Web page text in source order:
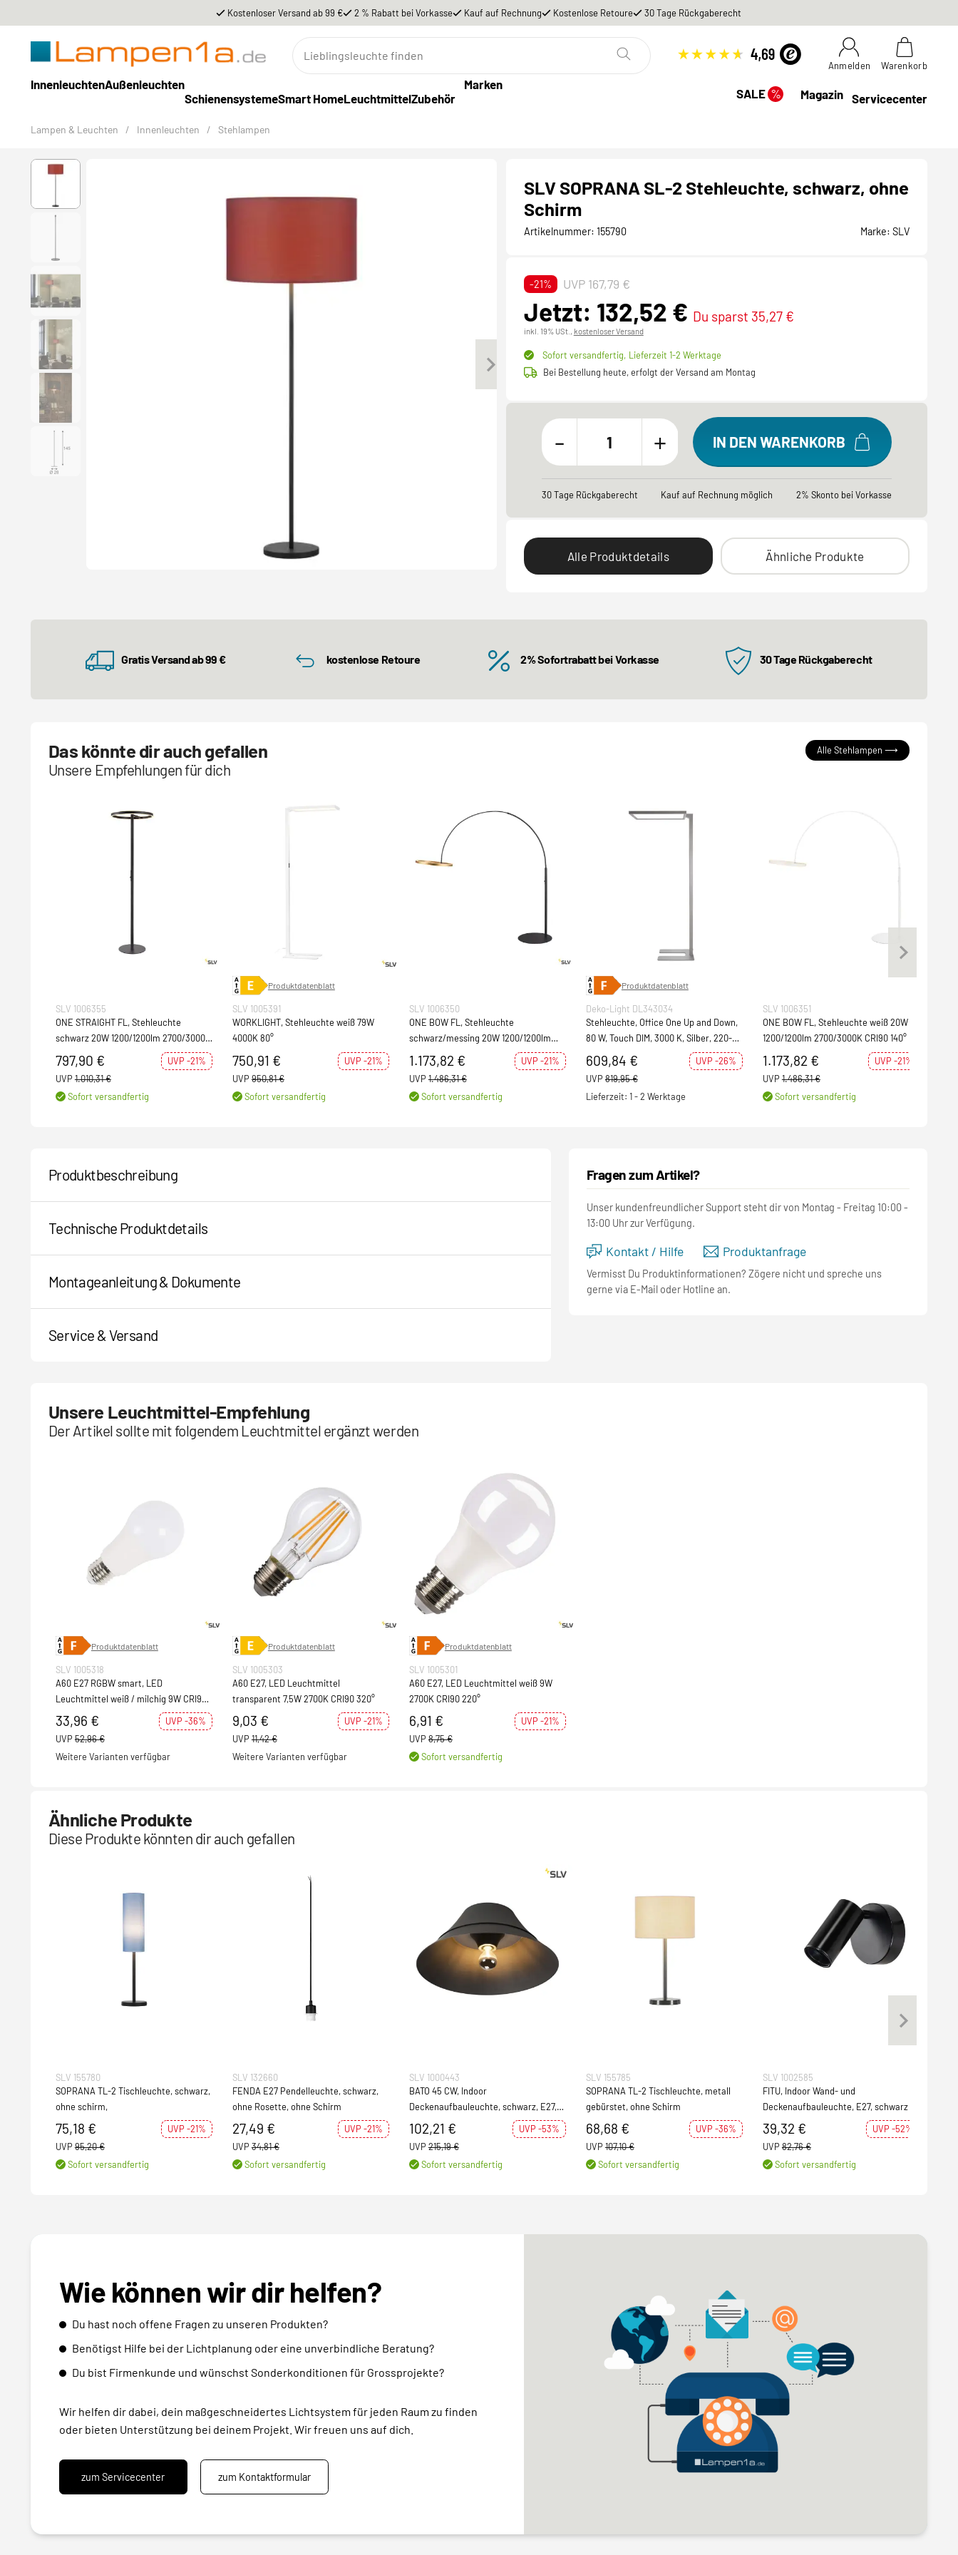
Kostenloser Versand ab 99 € 2 % Rabatt bei Vorkasse Kauf auf Rechnung Kostenlose Retoure 30 Tage Rückgaberecht
Anmelden Warenkorb
InnenleuchtenAußenleuchten
SchienensystemeSmart HomeLeuchtmittelZubehör
Marken
SALE% Magazin Servicecenter
Lampen & Leuchten / Innenleuchten / Stehlampen
SLV SOPRANA SL-2 Stehleuchte, schwarz, ohne
Schirm
Artikelnummer: 155790 Marke: SLV
-21% UVP 167,79 €
Jetzt: 132,52 € Du sparst 35,27 €
inkl. 19% USt., kostenloser Versand
Sofort versandfertig, Lieferzeit 1-2 Werktage
Bei Bestellung heute, erfolgt der Versand am Montag
- + IN DEN WARENKORB
30 Tage Rückgaberecht Kauf auf Rechnung möglich 2% Skonto bei Vorkasse
Alle Produktdetails Ähnliche Produkte
Gratis Versand ab 99 € kostenlose Retoure 2% Sofortrabatt bei Vorkasse 30 Tage Rückgaberecht
Das könnte dir auch gefallen
Unsere Empfehlungen für dich
Alle Stehlampen ⟶
SLV 1006355
ONE STRAIGHT FL, Stehleuchte
schwarz 20W 1200/1200lm 2700/3000K
CRI90 140°
797,90 €
UVP -21%
UVP 1.010,31 €
Sofort versandfertig
Produktdatenblatt
SLV 1005391
WORKLIGHT, Stehleuchte weiß 79W
4000K 80°
750,91 €
UVP -21%
UVP 950,81 €
Sofort versandfertig
SLV 1006350
ONE BOW FL, Stehleuchte
schwarz/messing 20W 1200/1200lm
2700/3000K CRI90 140°
1.173,82 €
UVP -21%
UVP 1.486,31 €
Sofort versandfertig
Produktdatenblatt
Deko-Light DL343034
Stehleuchte, Office One Up and Down,
80 W, Touch DIM, 3000 K, Silber, 220-
240 V/AC, 50 / 60 Hz
609,84 €
UVP -26%
UVP 819,95 €
Lieferzeit: 1 - 2 Werktage
SLV 1006351
ONE BOW FL, Stehleuchte weiß 20W
1200/1200lm 2700/3000K CRI90 140°
1.173,82 €
UVP -21%
UVP 1.486,31 €
Sofort versandfertig
Produktbeschreibung
Technische Produktdetails
Montageanleitung & Dokumente
Service & Versand
Fragen zum Artikel?
Unser kundenfreundlicher Support steht dir von Montag - Freitag 10:00 -
13:00 Uhr zur Verfügung.
Kontakt / Hilfe Produktanfrage
Vermisst Du Produktinformationen? Zögere nicht und spreche uns
gerne via E-Mail oder Hotline an.
Unsere Leuchtmittel-Empfehlung
Der Artikel sollte mit folgendem Leuchtmittel ergänzt werden
Produktdatenblatt
SLV 1005318
A60 E27 RGBW smart, LED
Leuchtmittel weiß / milchig 9W CRI90
230°
33,96 €
UVP -36%
UVP 52,96 €
Weitere Varianten verfügbar
Produktdatenblatt
SLV 1005303
A60 E27, LED Leuchtmittel
transparent 7,5W 2700K CRI90 320°
9,03 €
UVP -21%
UVP 11,42 €
Weitere Varianten verfügbar
Produktdatenblatt
SLV 1005301
A60 E27, LED Leuchtmittel weiß 9W
2700K CRI90 220°
6,91 €
UVP -21%
UVP 8,75 €
Sofort versandfertig
Ähnliche Produkte
Diese Produkte könnten dir auch gefallen
SLV 155780
SOPRANA TL-2 Tischleuchte, schwarz,
ohne schirm,
75,18 €
UVP -21%
UVP 95,20 €
Sofort versandfertig
SLV 132660
FENDA E27 Pendelleuchte, schwarz,
ohne Rosette, ohne Schirm
27,49 €
UVP -21%
UVP 34,81 €
Sofort versandfertig
SLV 1000443
BATO 45 CW, Indoor
Deckenaufbauleuchte, schwarz, E27,
max. 60W
102,21 €
UVP -53%
UVP 215,19 €
Sofort versandfertig
SLV 155785
SOPRANA TL-2 Tischleuchte, metall
gebürstet, ohne Schirm
68,68 €
UVP -36%
UVP 107,10 €
Sofort versandfertig
SLV 1002585
FITU, Indoor Wand- und
Deckenaufbauleuchte, E27, schwarz
39,32 €
UVP -52%
UVP 82,76 €
Sofort versandfertig
Wie können wir dir helfen?
Du hast noch offene Fragen zu unseren Produkten?
Benötigst Hilfe bei der Lichtplanung oder eine unverbindliche Beratung?
Du bist Firmenkunde und wünschst Sonderkonditionen für Grossprojekte?
Wir helfen dir dabei, dein maßgeschneidertes Lichtsystem für jeden Raum zu finden
oder bieten Unterstützung bei deinem Projekt. Wir freuen uns auf dich.
zum Servicecenter zum Kontaktformular